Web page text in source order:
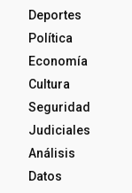
Deportes
Política
Economía
Cultura
Seguridad
Judiciales
Análisis
Datos